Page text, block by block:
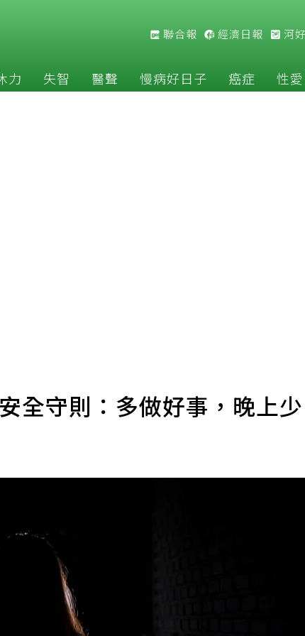
聯合報 經濟日報 河
力 失智 醫聲 慢病好日子 癌症 性愛
全守則：多做好事，晚上